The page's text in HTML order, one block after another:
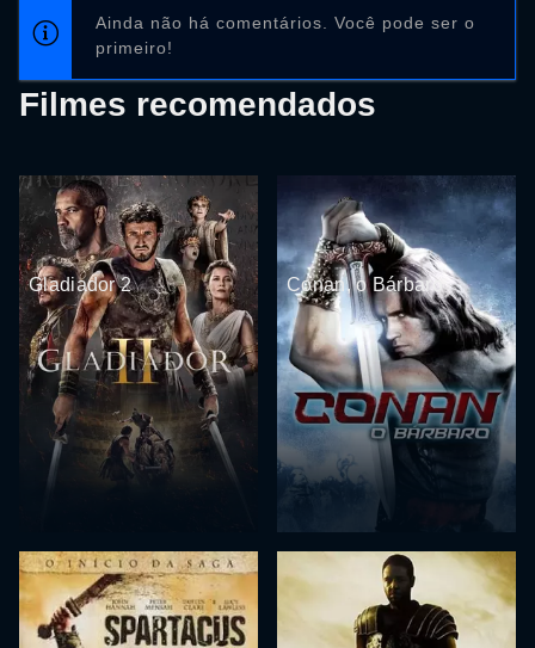
Ainda não há comentários. Você pode ser o
primeiro!
Filmes recomendados
Gladiador 2 Conan, o Bárbaro